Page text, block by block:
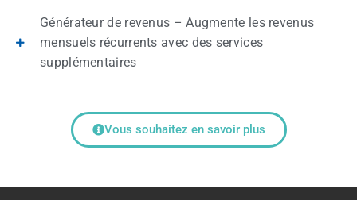
Générateur de revenus – Augmente les revenus
mensuels récurrents avec des services
supplémentaires
Vous souhaitez en savoir plus